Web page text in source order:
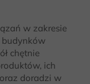
w zakresie
budynków
chętnie
ich
doradzi w